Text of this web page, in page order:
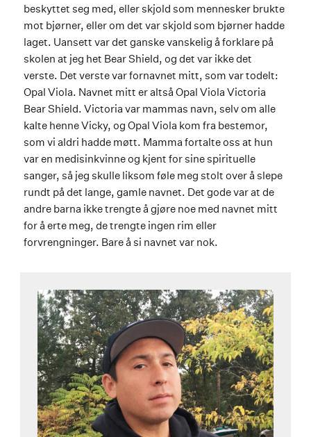
beskyttet seg med, eller skjold som mennesker brukte
mot bjørner, eller om det var skjold som bjørner hadde
laget. Uansett var det ganske vanskelig å forklare på
skolen at jeg het Bear Shield, og det var ikke det
verste. Det verste var fornavnet mitt, som var todelt:
Opal Viola. Navnet mitt er altså Opal Viola Victoria
Bear Shield. Victoria var mammas navn, selv om alle
kalte henne Vicky, og Opal Viola kom fra bestemor,
som vi aldri hadde møtt. Mamma fortalte oss at hun
var en medisinkvinne og kjent for sine spirituelle
sanger, så jeg skulle liksom føle meg stolt over å slepe
rundt på det lange, gamle navnet. Det gode var at de
andre barna ikke trengte å gjøre noe med navnet mitt
for å erte meg, de trengte ingen rim eller
forvrengninger. Bare å si navnet var nok.